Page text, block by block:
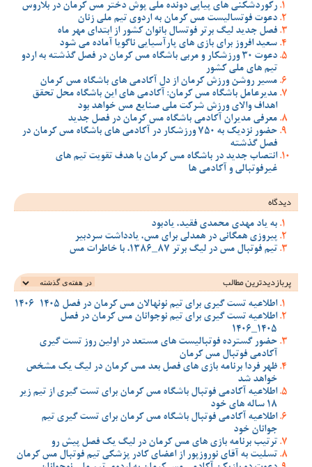
رکوردشکنی های پیاپی دونده ملی پوش دختر مس کرمان در بلاروس
دعوت فوتسالیست مس کرمان به اردوی تیم ملی زنان
فصل جدید لیگ برتر فوتسال بانوان کشور از ابتدای مهر ماه
سعید افروز برای بازی های پارآسیایی ناگویا آماده می شود
دعوت 30 ورزشکار و مربی باشگاه مس کرمان در فصل گذشته به اردو
تیم های ملی کشور
مسیر روشن ورزش کرمان از دل آکادمی های باشگاه مس کرمان
مدیرعامل باشگاه مس کرمان: آکادمی های این باشگاه محل تحقق
اهداف والای ورزش شرکت ملی صنایع مس خواهد بود
معرفی مدیران آکادمی باشگاه مس کرمان در فصل جدید
حضور نزدیک به 750 ورزشکار در آکادمی های باشگاه مس کرمان در
فصل گذشته
انتصاب جدید در باشگاه مس کرمان با هدف تقویت تیم‌ های
غیرفوتبالی و آکادمی‌ ها
دیدگاه
به یاد مهدی محمدی فقید، یادبود
پیروزی همگانی در همدلی برای مس، یادداشت سردبیر
تیم فوتبال مس در لیگ برتر 87_1386، با خاطرات مس
پربازدیدترین‌ مطالب
اطلاعیه تست گیری برای تیم نونهالان مس کرمان در فصل 1405-1406
اطلاعیه تست گیری برای تیم نوجوانان مس کرمان در فصل
1405_1406
حضور گسترده فوتبالیست های مستعد در اولین روز تست گیری
آکادمی فوتبال مس کرمان
ظهر فردا برنامه بازی های فصل بعد مس کرمان در لیگ یک مشخص
خواهد شد
اطلاعیه آکادمی فوتبال باشگاه مس کرمان برای تست گیری از تیم زیر
18 ساله های خود
اطلاعیه آکادمی فوتبال باشگاه مس کرمان برای تست گیری تیم
جوانان خود
ترتیب برنامه بازی های مس کرمان در لیگ یک فصل پیش رو
تسلیت به آقای نوروزپور از اعضای کادر پزشکی تیم فوتبال مس کرمان